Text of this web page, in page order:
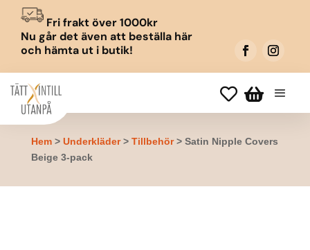
Fri frakt över 1000kr
Nu går det även att beställa här
och hämta ut i butik!
 
Hem> Underkläder> Tillbehör> Satin Nipple Covers
Beige 3-pack